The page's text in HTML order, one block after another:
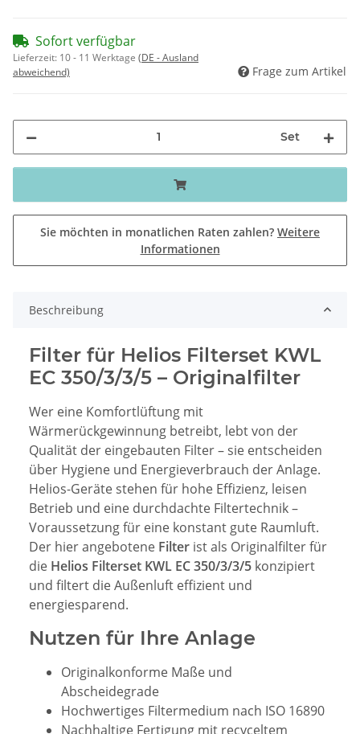
Sofort verfügbar
Lieferzeit: 10 - 11 Werktage (DE - Ausland
abweichend)
Frage zum Artikel
Set
Sie möchten in monatlichen Raten zahlen? Weitere
Informationen
Beschreibung
Filter für Helios Filterset KWL
EC 350/3/3/5 – Originalfilter
Wer eine Komfortlüftung mit
Wärmerückgewinnung betreibt, lebt von der
Qualität der eingebauten Filter – sie entscheiden
über Hygiene und Energieverbrauch der Anlage.
Helios-Geräte stehen für hohe Effizienz, leisen
Betrieb und eine durchdachte Filtertechnik –
Voraussetzung für eine konstant gute Raumluft.
Der hier angebotene Filter ist als Originalfilter für
die Helios Filterset KWL EC 350/3/3/5 konzipiert
und filtert die Außenluft effizient und
energiesparend.
Nutzen für Ihre Anlage
Originalkonforme Maße und
Abscheidegrade
Hochwertiges Filtermedium nach ISO 16890
Nachhaltige Fertigung mit recyceltem